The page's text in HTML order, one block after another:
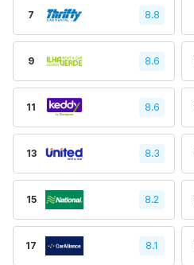
7 8.8
9 8.6
11 8.6
13 8.3
15 8.2
17 8.1